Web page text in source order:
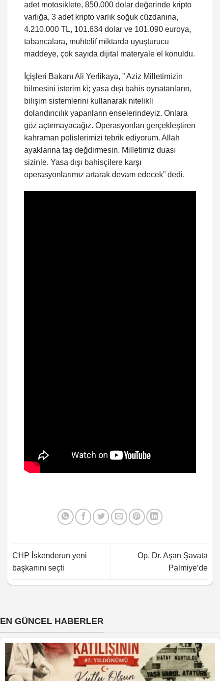
adet motosiklete, 850.000 dolar değerinde kripto
varlığa, 3 adet kripto varlık soğuk cüzdanına,
4.210.000 TL, 101.634 dolar ve 101.090 euroya,
tabancalara, muhtelif miktarda uyuşturucu
maddeye, çok sayıda dijital materyale el konuldu.
İçişleri Bakanı Ali Yerlikaya, ” Aziz Milletimizin
bilmesini isterim ki; yasa dışı bahis oynatanların,
bilişim sistemlerini kullanarak nitelikli
dolandırıcılık yapanların enselerindeyiz. Onlara
göz açtırmayacağız. Operasyonları gerçekleştiren
kahraman polislerimizi tebrik ediyorum. Allah
ayaklarına taş değdirmesin. Milletimiz duası
sizinle. Yasa dışı bahisçilere karşı
operasyonlarımız artarak devam edecek” dedi.
CHP İskenderun yeni
başkanını seçti
Op. Dr. Aşan Şavata
Palmiye’de
EN GÜNCEL HABERLER